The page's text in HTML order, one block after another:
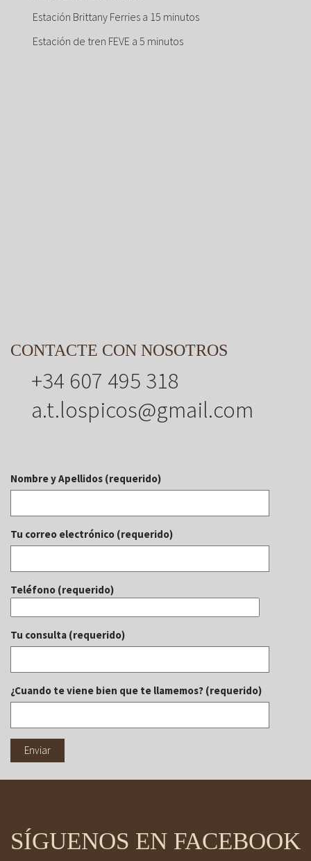
Estación Brittany Ferries a 15 minutos
Estación de tren FEVE a 5 minutos
CONTACTE CON NOSOTROS
+34 607 495 318
a.t.lospicos@gmail.com
Nombre y Apellidos (requerido)
Tu correo electrónico (requerido)
Teléfono (requerido)
Tu consulta (requerido)
¿Cuando te viene bien que te llamemos? (requerido)
SÍGUENOS EN FACEBOOK